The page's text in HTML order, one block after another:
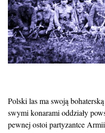
Polski las ma swoją
swymi konarami oddziały
pewnej ostoi partyzantce